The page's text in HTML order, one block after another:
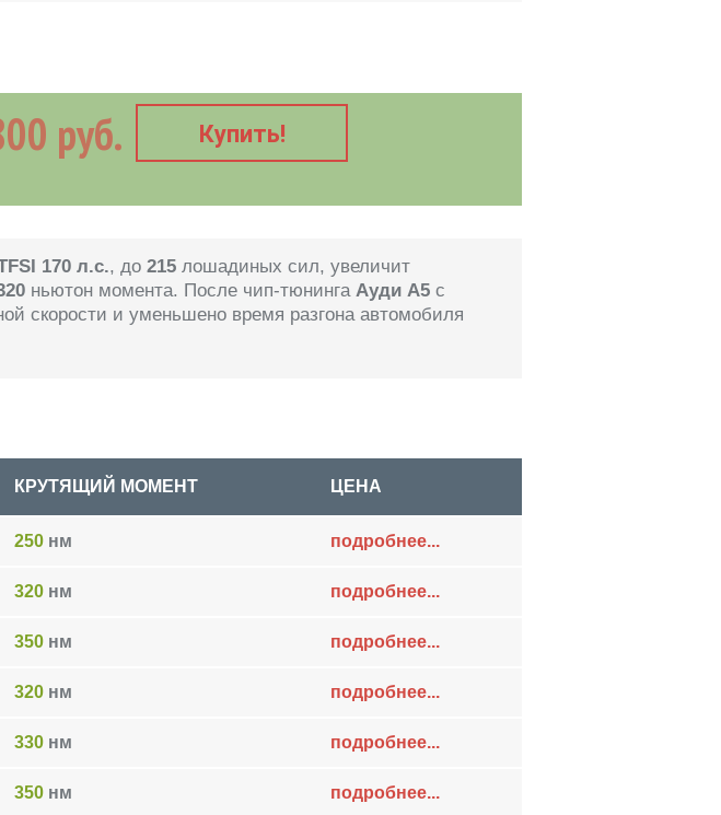
руб. Купить!
170 л.с., до 215 лошадиных сил, увеличит
ньютон момента. После чип-тюнинга Ауди A5 с
скорости и уменьшено время разгона автомобиля
КРУТЯЩИЙ МОМЕНТ ЦЕНА
250 нм подробнее...
320 нм подробнее...
350 нм подробнее...
320 нм подробнее...
330 нм подробнее...
350 нм подробнее...